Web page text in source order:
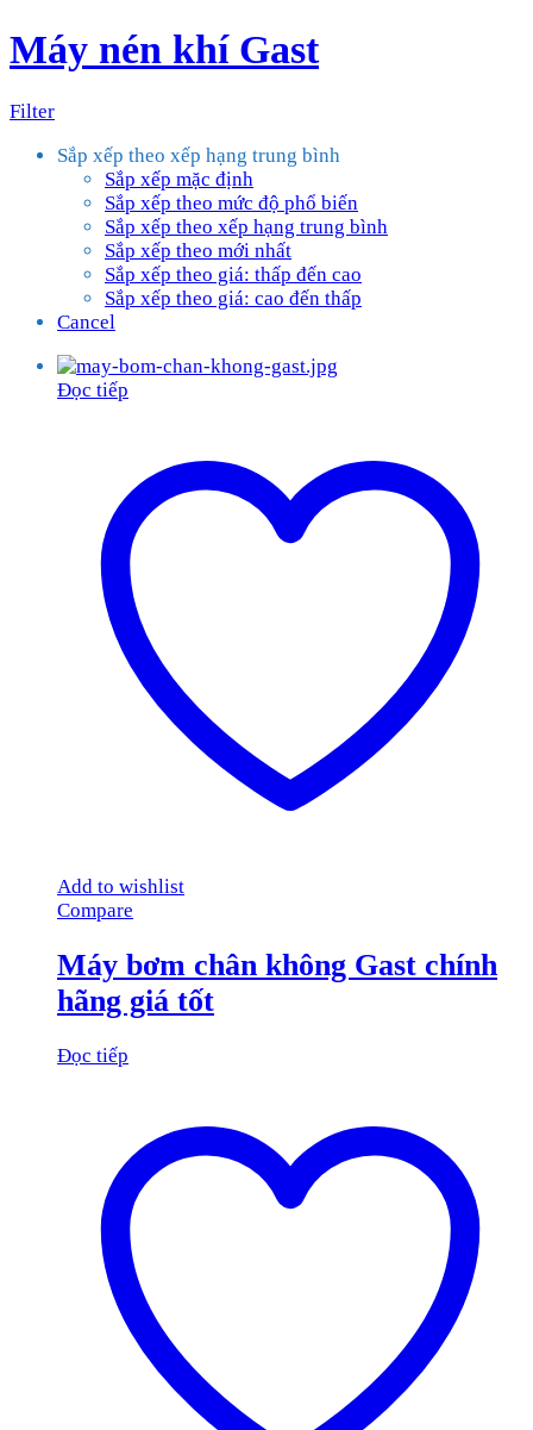
Máy nén khí Gast
Filter
Sắp xếp theo xếp hạng trung bình
Sắp xếp mặc định
Sắp xếp theo mức độ phổ biến
Sắp xếp theo xếp hạng trung bình
Sắp xếp theo mới nhất
Sắp xếp theo giá: thấp đến cao
Sắp xếp theo giá: cao đến thấp
Cancel
Đọc tiếp
Add to wishlist
Compare
Máy bơm chân không Gast chính
hãng giá tốt
Đọc tiếp